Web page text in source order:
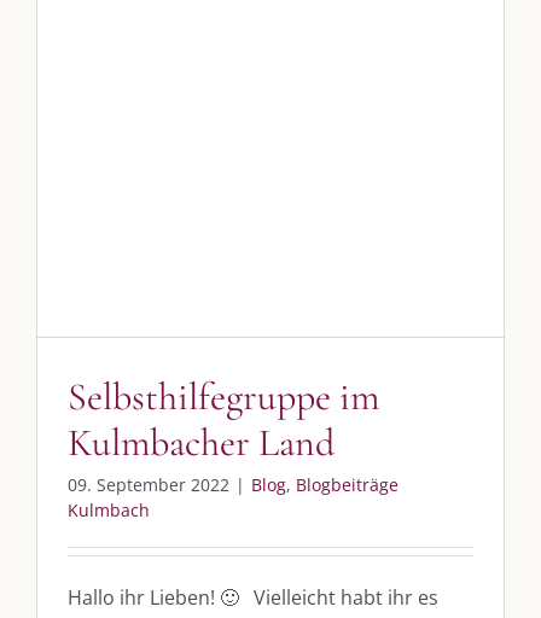
Selbsthilfegruppe im
Kulmbacher Land
09. September 2022 | Blog, Blogbeiträge
Kulmbach
Hallo ihr Lieben! 🙂 Vielleicht habt ihr es